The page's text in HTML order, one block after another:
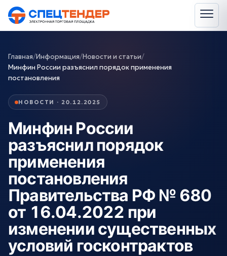
Главная/Информация/Новости и статьи/
Минфин России разъяснил порядок применения
постановления
НОВОСТИ · 20.12.2025
Минфин России
разъяснил порядок
применения
постановления
Правительства РФ № 680
от 16.04.2022 при
изменении существенных
условий госконтрактов